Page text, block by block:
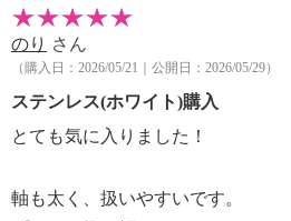
のり さん
（購入日：2026/05/21｜公開日：2026/05/29）
ステンレス(ホワイト)購入
とても気に入りました！
軸も太く、扱いやすいです。